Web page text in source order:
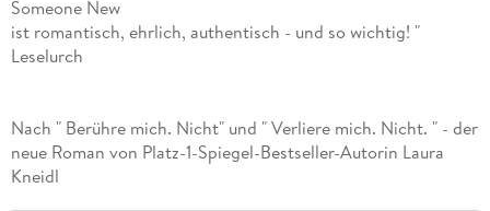
Someone New
ist romantisch, ehrlich, authentisch - und so wichtig! "
Leselurch
Nach " Berühre mich. Nicht" und " Verliere mich. Nicht. " - der
neue Roman von Platz-1-Spiegel-Bestseller-Autorin Laura
Kneidl